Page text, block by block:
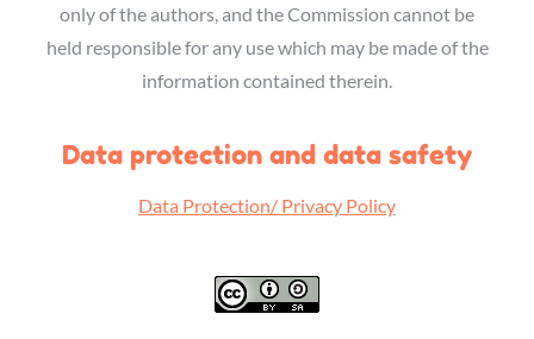
only of the authors, and the Commission cannot be
held responsible for any use which may be made of the
information contained therein.
Data protection and data safety
Data Protection/ Privacy Policy